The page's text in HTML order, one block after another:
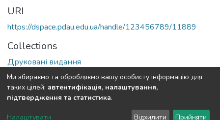
URI
https://dspace.pdau.edu.ua/handle/123456789/11889
Collections
Друковані видання
Full item page
DSpace software copyright © 2002-2026 LYRASIS
Ми збираємо та обробляємо вашу особисту інформацію для
таких цілей: автентифікація, налаштування,
підтвердження та статистика.
Налаштувати Відхилити Прийняти